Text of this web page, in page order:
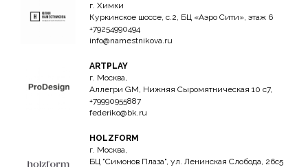
г. Химки
Куркинское шоссе, с.2, БЦ «Аэро Сити», этаж 6
+79254990494
info@namestnikova.ru
ARTPLAY
г. Москва,
Аллегри GM, Нижняя Сыромятническая 10 с7,
+79990955887
federiko@bk.ru
HOLZFORM
г. Москва,
БЦ "Симонов Плаза", ул. Ленинская Слобода, 26с5